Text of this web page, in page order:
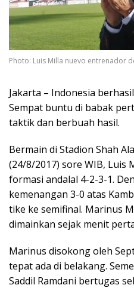
Photo: Luis Milla nuevo entrenador
Jakarta – Indonesia
Sempat buntu di babak
taktik dan berbuah hasil.
Bermain di Stadion Shah
(24/8/2017) sore WIB, Luis
formasi andalal 4-2-3-1.
kemenangan 3-0 atas
tike ke semifinal. Marinus
dimainkan sejak menit
Marinus disokong oleh
tepat ada di belakang.
Saddil Ramdani bertugas